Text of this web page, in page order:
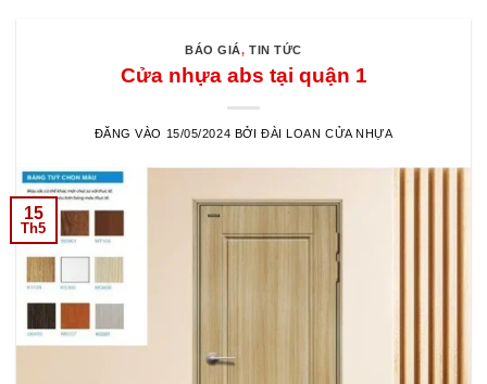
BÁO GIÁ,TIN TỨC
Cửa nhựa abs tại quận 1
ĐĂNG VÀO 15/05/2024 BỞI ĐÀI LOAN CỬA NHỰA
15
Th5